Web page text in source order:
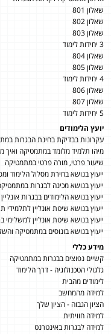
שאלון 801
שאלון 802
שאלון 803
3 יחידות לימוד
שאלון 804
שאלון 805
4 יחידות לימוד
שאלון 806
שאלון 807
5 יחידות לימוד
יועץ הלימודים
עקרונות בבדיקת בחינת הבגרות
מיהו תלמיד מלומד במתמטיקה ואיך
שיעור פרטי, מורה פרטי במתמטיקה
ייעוץ בנושא בחירת מסלול הלימוד
ייעוץ בנושא מכינה לבגרות
ייעוץ בנושא הלימודים בבגרות אונליין
ייעוץ בנושא שיטת אונליין לתלמידי
ייעוץ בנושא שיטת אונליין למשלימי
ייעוץ בנושא בונוסים במתמטיקה
מידע כללי
קשיים נפוצים בבגרות במתמטיקה
גלגולי הטכנולוגיה - דרך הלימוד
לימודים מהבית
למידה מהמחשב
הציון הגבוה - הציון שלך
למידה חוויתית
למידה לבגרות באינטרנט